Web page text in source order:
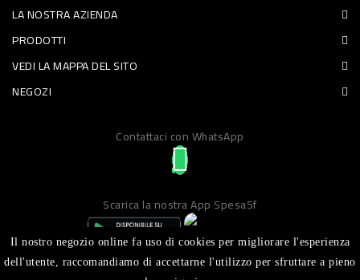
Il nostro negozio online fa uso di cookies per migliorare l'esperienza
dell'utente, raccomandiamo di accettarne l'utilizzo per sfruttare a pieno
FRESCHI
PRONTI
PANIFICI
LA NOSTRA AZIENDA
PRODOTTI
VEDI LA MAPPA DEL SITO
NEGOZI
Contattaci con WhatsApp
Scarica la nostra App Spesa5f